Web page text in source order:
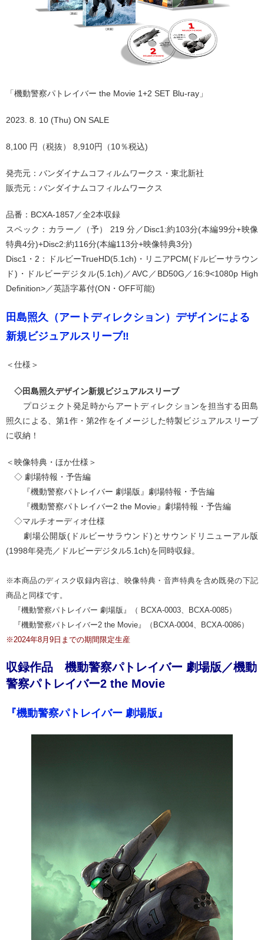
「機動警察パトレイバー the Movie 1+2 SET Blu-ray」
2023. 8. 10 (Thu) ON SALE
8,100 円（税抜） 8,910円（10％税込)
発売元：バンダイナムコフィルムワークス・東北新社
販売元：バンダイナムコフィルムワークス
品番：BCXA-1857／全2本収録
スペック：カラー／（予） 219 分／Disc1:約103分(本編99分+映像
特典4分)+Disc2:約116分(本編113分+映像特典3分)
Disc1・2：ドルビーTrueHD(5.1ch)・リニアPCM(ドルビーサラウン
ド)・ドルビーデジタル(5.1ch)／AVC／BD50G／16:9<1080p High
Definition>／英語字幕付(ON・OFF可能)
田島照久（アートディレクション）デザインによる
新規ビジュアルスリーブ‼
＜仕様＞
◇田島照久デザイン新規ビジュアルスリーブ
プロジェクト発足時からアートディレクションを担当する田島
照久による、第1作・第2作をイメージした特製ビジュアルスリーブ
に収納！
＜映像特典・ほか仕様＞
◇ 劇場特報・予告編
『機動警察パトレイバー 劇場版』劇場特報・予告編
『機動警察パトレイバー2 the Movie』劇場特報・予告編
◇マルチオーディオ仕様
劇場公開版(ドルビーサラウンド)とサウンドリニューアル版
(1998年発売／ドルビーデジタル5.1ch)を同時収録。
※本商品のディスク収録内容は、映像特典・音声特典を含め既発の下記
商品と同様です。
『機動警察パトレイバー 劇場版』（ BCXA-0003、BCXA-0085）
『機動警察パトレイバー2 the Movie』（BCXA-0004、BCXA-0086）
※2024年8月9日までの期間限定生産
収録作品 機動警察パトレイバー 劇場版／機動
警察パトレイバー2 the Movie
『機動警察パトレイバー 劇場版』